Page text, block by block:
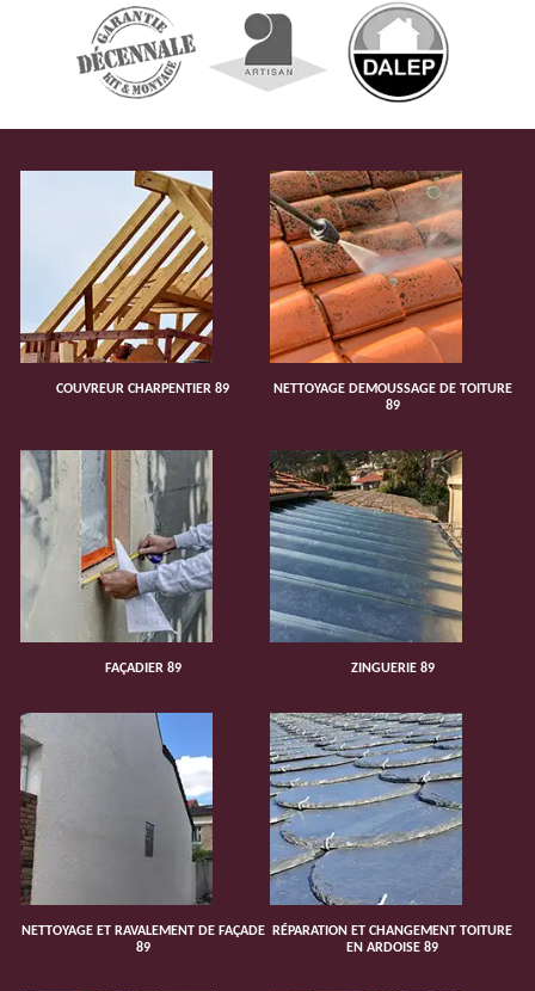
COUVREUR CHARPENTIER 89
NETTOYAGE DEMOUSSAGE DE TOITURE
89
FAÇADIER 89 ZINGUERIE 89
NETTOYAGE ET RAVALEMENT DE FAÇADE
89
RÉPARATION ET CHANGEMENT TOITURE
EN ARDOISE 89